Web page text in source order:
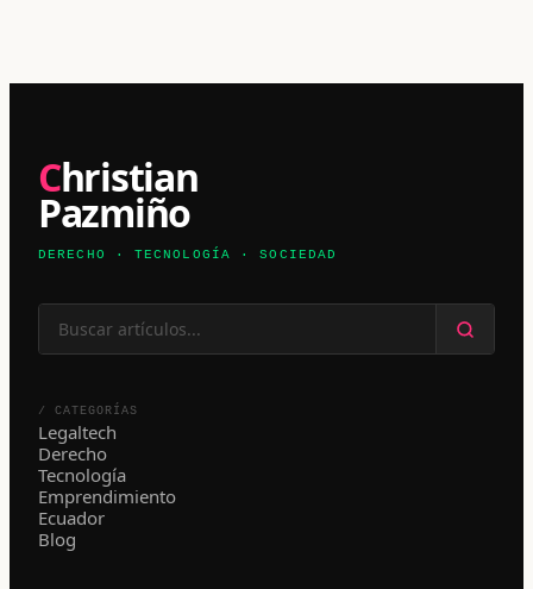
Christian
Pazmiño
DERECHO · TECNOLOGÍA · SOCIEDAD
/ CATEGORÍAS
Legaltech
Derecho
Tecnología
Emprendimiento
Ecuador
Blog